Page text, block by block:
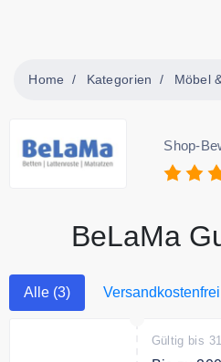
Home Kategorien Möbel
Shop-
BeLaMa
Alle (3)
Gültig bis